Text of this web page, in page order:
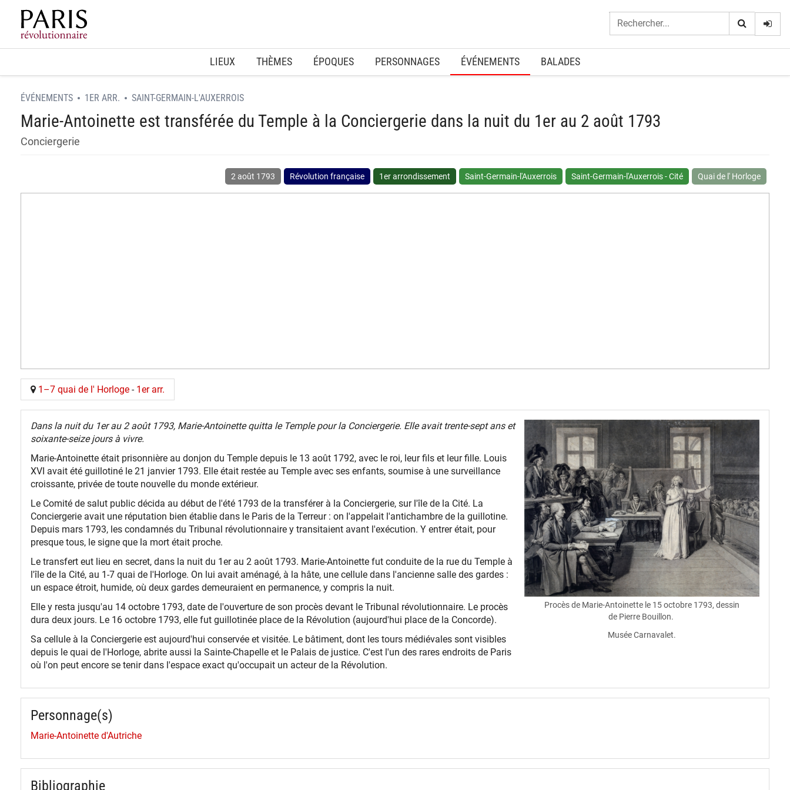
Home
LIEUX THÈMES ÉPOQUES PERSONNAGES ÉVÉNEMENTS BALADES
ÉVÉNEMENTS 1ER ARR. SAINT-GERMAIN-L'AUXERROIS
Marie-Antoinette est transférée du Temple à la Conciergerie dans la nuit du 1er au 2 août 1793
Conciergerie
2 août 1793 Révolution française 1er arrondissement Saint-Germain-l'Auxerrois Saint-Germain-l'Auxerrois - Cité Quai de l' Horloge
1–7 quai de l' Horloge - 1er arr.
Procès de Marie-Antoinette le 15 octobre 1793, dessin
de Pierre Bouillon.
Musée Carnavalet.
Dans la nuit du 1er au 2 août 1793, Marie-Antoinette quitta le Temple pour la Conciergerie. Elle avait trente-sept ans et
soixante-seize jours à vivre.
Marie-Antoinette était prisonnière au donjon du Temple depuis le 13 août 1792, avec le roi, leur fils et leur fille. Louis
XVI avait été guillotiné le 21 janvier 1793. Elle était restée au Temple avec ses enfants, soumise à une surveillance
croissante, privée de toute nouvelle du monde extérieur.
Le Comité de salut public décida au début de l'été 1793 de la transférer à la Conciergerie, sur l'île de la Cité. La
Conciergerie avait une réputation bien établie dans le Paris de la Terreur : on l'appelait l'antichambre de la guillotine.
Depuis mars 1793, les condamnés du Tribunal révolutionnaire y transitaient avant l'exécution. Y entrer était, pour
presque tous, le signe que la mort était proche.
Le transfert eut lieu en secret, dans la nuit du 1er au 2 août 1793. Marie-Antoinette fut conduite de la rue du Temple à
l'île de la Cité, au 1-7 quai de l'Horloge. On lui avait aménagé, à la hâte, une cellule dans l'ancienne salle des gardes :
un espace étroit, humide, où deux gardes demeuraient en permanence, y compris la nuit.
Elle y resta jusqu'au 14 octobre 1793, date de l'ouverture de son procès devant le Tribunal révolutionnaire. Le procès
dura deux jours. Le 16 octobre 1793, elle fut guillotinée place de la Révolution (aujourd'hui place de la Concorde).
Sa cellule à la Conciergerie est aujourd'hui conservée et visitée. Le bâtiment, dont les tours médiévales sont visibles
depuis le quai de l'Horloge, abrite aussi la Sainte-Chapelle et le Palais de justice. C'est l'un des rares endroits de Paris
où l'on peut encore se tenir dans l'espace exact qu'occupait un acteur de la Révolution.
Personnage(s)
Marie-Antoinette d'Autriche
Bibliographie